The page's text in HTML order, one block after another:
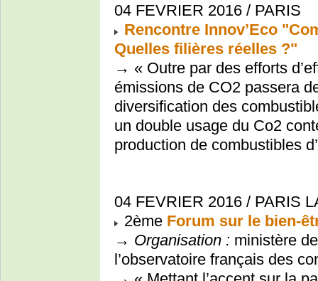
04 FEVRIER 2016 / PARIS
Rencontre Innov’Eco
Quelles filières réelles ?"
→ « Outre par des efforts
émissions de CO2 passera
diversification des
un double usage du Co2
production de combustibles
04 FEVRIER 2016 / PARIS
2ème Forum sur le bien-
→ Organisation : ministère
l’observatoire français des